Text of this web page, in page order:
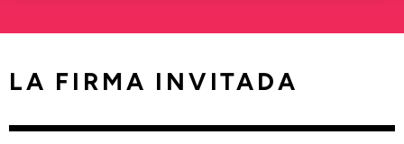
LA FIRMA INVITADA